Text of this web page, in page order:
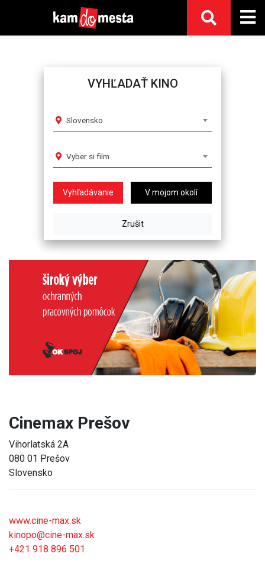
VYHĽADAŤ KINO
Slovensko
Vyber si film
V mojom okolí
Next
Cinemax Prešov
Vihorlatská 2A
080 01 Prešov
Slovensko
www.cine-max.sk
kinopo@cine-max.sk
+421 918 896 501